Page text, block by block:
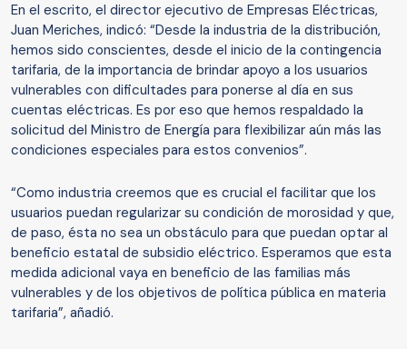
En el escrito, el director ejecutivo de Empresas Eléctricas,
Juan Meriches, indicó: “Desde la industria de la distribución,
hemos sido conscientes, desde el inicio de la contingencia
tarifaria, de la importancia de brindar apoyo a los usuarios
vulnerables con dificultades para ponerse al día en sus
cuentas eléctricas. Es por eso que hemos respaldado la
solicitud del Ministro de Energía para flexibilizar aún más las
condiciones especiales para estos convenios”.
“Como industria creemos que es crucial el facilitar que los
usuarios puedan regularizar su condición de morosidad y que,
de paso, ésta no sea un obstáculo para que puedan optar al
beneficio estatal de subsidio eléctrico. Esperamos que esta
medida adicional vaya en beneficio de las familias más
vulnerables y de los objetivos de política pública en materia
tarifaria”, añadió.